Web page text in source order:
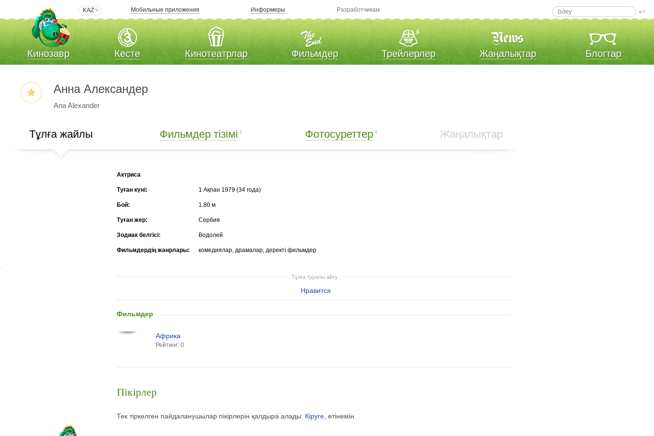
KAZ Мобильные приложения Информеры Разработчикам
Кинозавр Кесте Кинотеатрлар Фильмдер Трейлерлер Жаңалықтар Блогтар
Анна Александер
Ana Alexander
Тұлға жайлы Фильмдер тізімі 1 Фотосуреттер 4 Жаңалықтар
Актриса
Туған күні: 1 Ақпан 1979 (34 года)
Бой: 1.80 м
Туған жер: Сербия
Зодиак белгісі: Водолей
Фильмдердің жанрлары: комедиялар, драмалар, деректі фильмдер
Тұлға туралы айту
Нравится
Фильмдер
Африка
Рейтинг: 0
Пікірлер
Тек тіркелген пайдаланушылар пікірлерін қалдыра алады. Кіруге , өтінемін.